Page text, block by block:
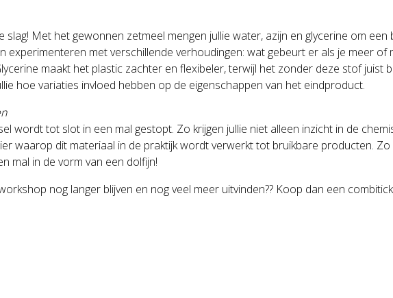
slag! Met het gewonnen zetmeel mengen jullie water, azijn en glycerine om
experimenteren met verschillende verhoudingen: wat gebeurt er als je meer of
maakt het plastic zachter en flexibeler, terwijl het zonder deze stof juist
hoe variaties invloed hebben op de eigenschappen van het eindproduct.
wordt tot slot in een mal gestopt. Zo krijgen jullie niet alleen inzicht in de
waarop dit materiaal in de praktijk wordt verwerkt tot bruikbare producten.
mal in de vorm van een dolfijn!
nog langer blijven en nog veel meer uitvinden?? Koop dan een